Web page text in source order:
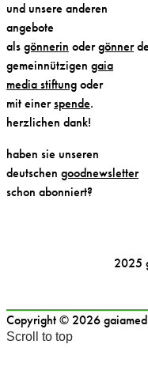
und unsere anderen
angebote
als gönnerin odergönner
gemeinnützigen gaia
media stiftung oder
mit einerspende.
herzlichen dank!
haben sie unseren
deutschen goodnewsletter
schon abonniert?
2025
Copyright © 2026
Scroll to top